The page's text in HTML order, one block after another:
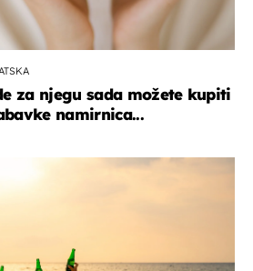
za njegu sada možete kupiti
namirnica...